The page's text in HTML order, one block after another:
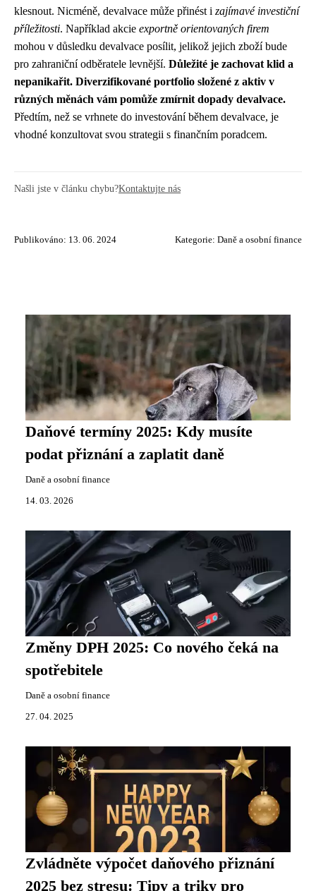
klesnout. Nicméně, devalvace může přinést i zajímavé investiční
příležitosti. Například akcie exportně orientovaných firem
mohou v důsledku devalvace posílit, jelikož jejich zboží bude
pro zahraniční odběratele levnější. Důležité je zachovat klid a
nepanikařit. Diverzifikované portfolio složené z aktiv v
různých měnách vám pomůže zmírnit dopady devalvace.
Předtím, než se vrhnete do investování během devalvace, je
vhodné konzultovat svou strategii s finančním poradcem.
Našli jste v článku chybu?Kontaktujte nás
Publikováno: 13. 06. 2024 Kategorie: Daně a osobní finance
Daňové termíny 2025: Kdy musíte
podat přiznání a zaplatit daně
Daně a osobní finance
14. 03. 2026
Změny DPH 2025: Co nového čeká na
spotřebitele
Daně a osobní finance
27. 04. 2025
Zvládněte výpočet daňového přiznání
2025 bez stresu: Tipy a triky pro